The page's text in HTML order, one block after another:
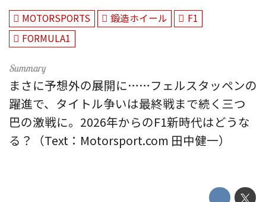
MOTORSPORTS 鍛造ホイール
F1
FORMULA1
まさに予想外の展開に……フェルスタッペンの
躍進で、タイトル争いは最終戦まで続く三つ
巴の激戦に。2026年からのF1新時代はどうな
る？（Text：Motorsport.com 田中健一）